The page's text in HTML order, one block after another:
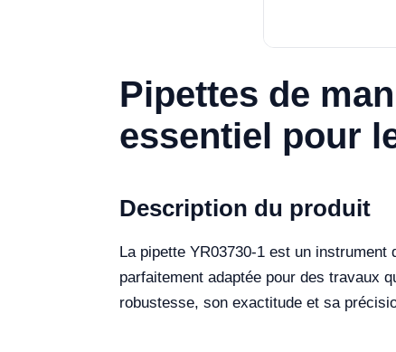
Pipettes de
essentiel pour
Description du produit
La pipette YR03730-1 est un
parfaitement adaptée pour des travaux
robustesse, son exactitude et sa